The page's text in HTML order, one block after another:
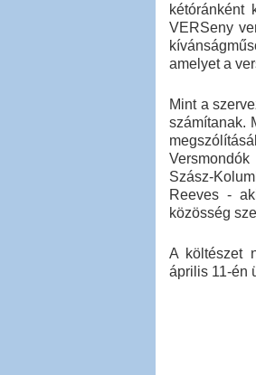
kétóránként
VERSeny
amelyet a
Mint a
számítanak.
Szász-
Reeves -
közösség
A költészet
április 11-én